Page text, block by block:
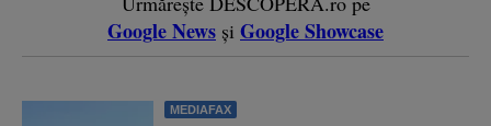
Google News și Google Showcase
MEDIAFAX